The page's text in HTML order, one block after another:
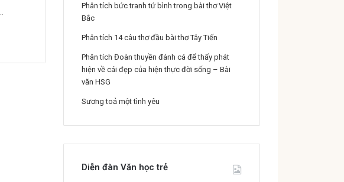
Phân tích bức tranh tứ bình trong bài thơ Việt
Bắc
Phân tích 14 câu thơ đầu bài thơ Tây Tiến
Phân tích Đoàn thuyền đánh cá để thấy phát
hiện về cái đẹp của hiện thực đời sống – Bài
văn HSG
Sương toả một tình yêu
Diễn đàn Văn học trẻ